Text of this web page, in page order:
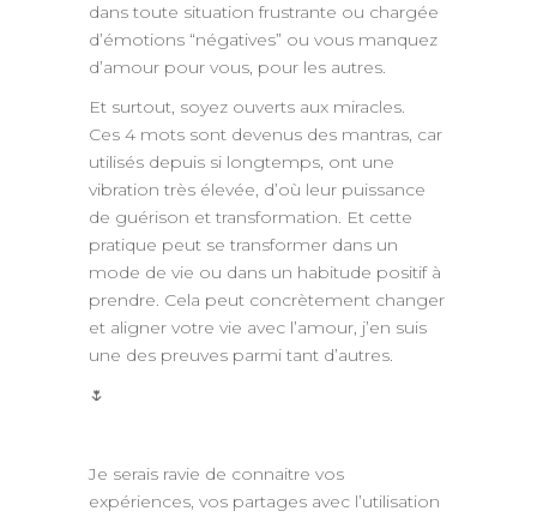
dans toute situation frustrante ou chargée
d’émotions “négatives” ou vous manquez
d’amour pour vous, pour les autres.
Et surtout, soyez ouverts aux miracles.
Ces 4 mots sont devenus des mantras, car
utilisés depuis si longtemps, ont une
vibration très élevée, d’où leur puissance
de guérison et transformation. Et cette
pratique peut se transformer dans un
mode de vie ou dans un habitude positif à
prendre. Cela peut concrètement changer
et aligner votre vie avec l’amour, j’en suis
une des preuves parmi tant d’autres.
🌷
Je serais ravie de connaitre vos
expériences, vos partages avec l’utilisation